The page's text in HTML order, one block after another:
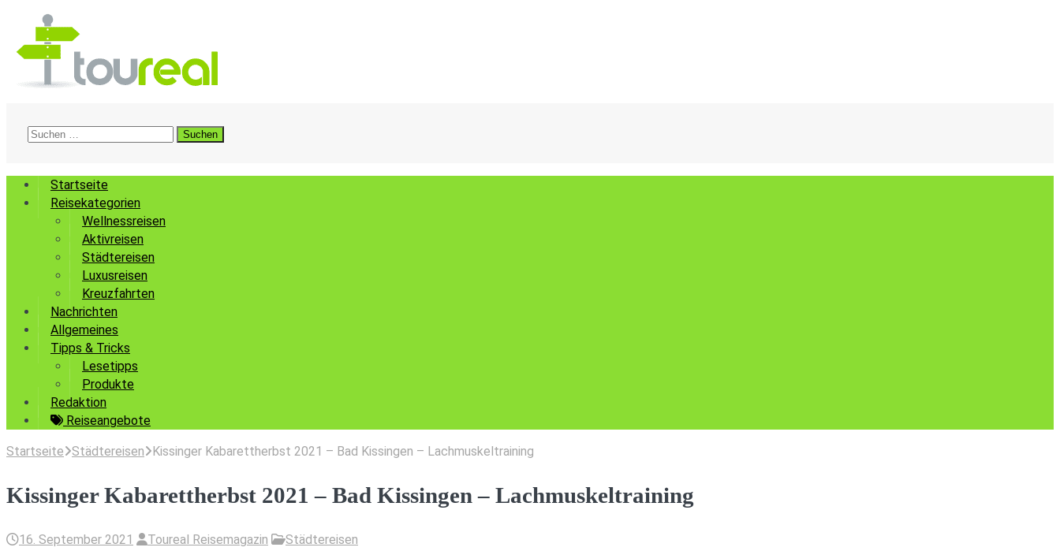
Suchen
Startseite
Reisekategorien
Wellnessreisen
Aktivreisen
Städtereisen
Luxusreisen
Kreuzfahrten
Nachrichten
Allgemeines
Tipps & Tricks
Lesetipps
Produkte
Redaktion
Reiseangebote
Startseite Städtereisen Kissinger Kabarettherbst 2021 – Bad Kissingen – Lachmuskeltraining
Kissinger Kabarettherbst 2021 – Bad Kissingen – Lachmuskeltraining
16. September 2021 Toureal Reisemagazin Städtereisen